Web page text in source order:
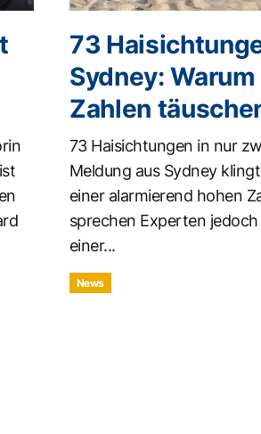
73
Sydney:
Zahlen
73 Haisichtungen in nur
Meldung aus Sydney
einer alarmierend hohen
sprechen Experten
einer...
News